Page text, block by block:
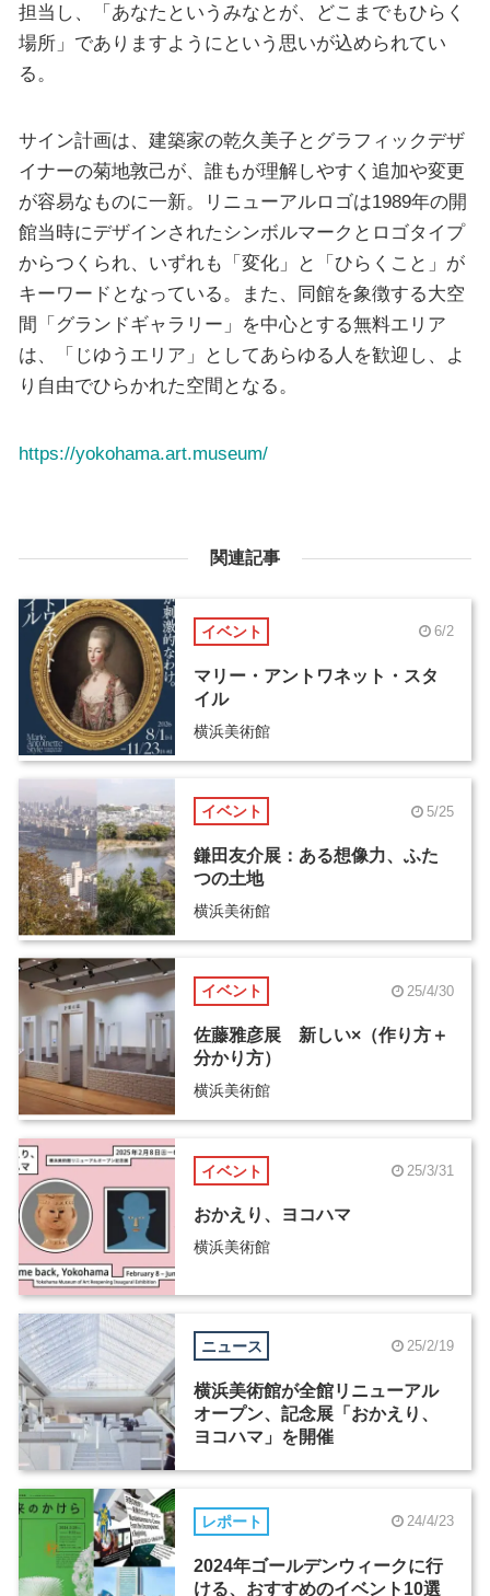
担当し、「あなたというみなとが、どこまでもひらく
場所」でありますようにという思いが込められてい
る。
サイン計画は、建築家の乾久美子とグラフィックデザ
イナーの菊地敦己が、誰もが理解しやすく追加や変更
が容易なものに一新。リニューアルロゴは1989年の開
館当時にデザインされたシンボルマークとロゴタイプ
からつくられ、いずれも「変化」と「ひらくこと」が
キーワードとなっている。また、同館を象徴する大空
間「グランドギャラリー」を中心とする無料エリア
は、「じゆうエリア」としてあらゆる人を歓迎し、よ
り自由でひらかれた空間となる。
https://yokohama.art.museum/
関連記事
イベント 6/2
マリー・アントワネット・スタ
イル
横浜美術館
イベント 5/25
鎌田友介展：ある想像力、ふた
つの土地
横浜美術館
イベント 25/4/30
佐藤雅彦展 新しい×（作り方＋
分かり方）
横浜美術館
イベント 25/3/31
おかえり、ヨコハマ
横浜美術館
ニュース 25/2/19
横浜美術館が全館リニューアル
オープン、記念展「おかえり、
ヨコハマ」を開催
レポート 24/4/23
2024年ゴールデンウィークに行
ける、おすすめのイベント10選